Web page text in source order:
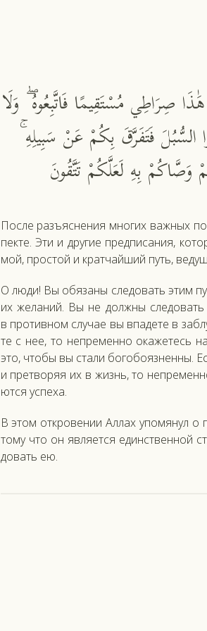
صِرَاطِي مُسْتَقِيمًا فَاتَّبِعُوهُ ۖ وَلَا
السُّبُلَ فَتَفَرَّقَ بِكُمْ عَنْ سَبِيلِهِ
وَصَّاكُمْ بِهِ لَعَلَّكُمْ تَتَّقُونَ
Пос­ле разъ­яс­не­ния мно­гих важ­ных
пекте. Эти и дру­гие пред­пи­сания,
мой, прос­той и крат­чай­ший путь,
О лю­ди! Вы обя­заны сле­довать этим
их же­ланий. Вы не дол­жны
в про­тив­ном слу­чае вы впа­дете в
те с нее, то неп­ре­мен­но ока­жетесь
это, что­бы вы ста­ли бо­гобо­яз­ненны.
и прет­во­ряя их в жизнь, то
ют­ся ус­пе­ха.
В этом от­кро­вении Ал­лах упо­мянул
тому что он яв­ля­ет­ся единс­твен­ной
довать ею.